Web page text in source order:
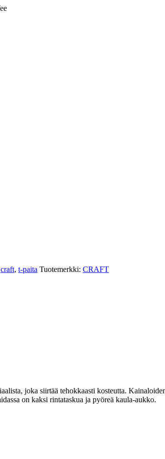
craft, t-paita Tuotemerkki: CRAFT
joka siirtää tehokkaasti kosteutta.
on kaksi rintataskua ja pyöreä kaula-aukko.